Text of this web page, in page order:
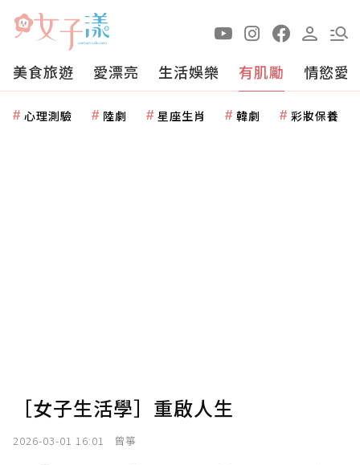
美食旅遊 愛漂亮 生活娛樂 有肌勵 情慾愛
心理測驗 陸劇 星座生肖 韓劇 彩妝保養
［女子生活學］重啟人生
2026-03-01 16:01 曾箏